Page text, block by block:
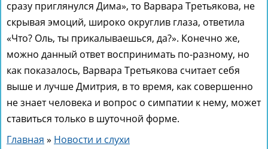
сразу приглянулся Дима», то Варвара Третьякова, не
скрывая эмоций, широко округлив глаза, ответила
«Что? Оль, ты прикалываешься, да?». Конечно же,
можно данный ответ воспринимать по-разному, но
как показалось, Варвара Третьякова считает себя
выше и лучше Дмитрия, в то время, как совершенно
не знает человека и вопрос о симпатии к нему, может
ставиться только в шуточной форме.
Главная » Новости и слухи